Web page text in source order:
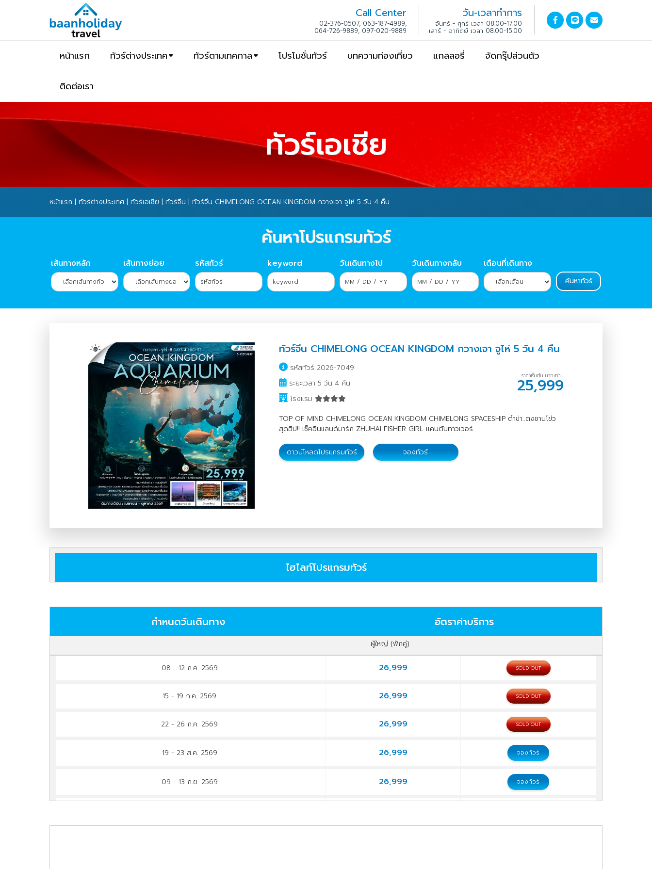
Call Center
02-376-0507, 063-187-4989,
064-726-9889, 097-020-9889
วัน-เวลาทำการ
จันทร์ - ศุกร์ เวลา 08.00-17.00
เสาร์ - อาทิตย์ เวลา 08.00-15.00
หน้าแรก ทัวร์ต่างประเทศ ทัวร์ตามเทศกาล โปรโมชั่นทัวร์ บทความท่องเที่ยว แกลลอรี่ จัดกรุ๊ปส่วนตัว
ติดต่อเรา
ทัวร์เอเชีย
หน้าแรก | ทัวร์ต่างประเทศ | ทัวร์เอเชีย | ทัวร์จีน | ทัวร์จีน CHIMELONG OCEAN KINGDOM กวางเจา จูไห่ 5 วัน 4 คืน
ค้นหาโปรแกรมทัวร์
เส้นทางหลัก เส้นทางย่อย รหัสทัวร์ keyword วันเดินทางไป วันเดินทางกลับ เดือนที่เดินทาง
ทัวร์จีน CHIMELONG OCEAN KINGDOM กวางเจา จูไห่ 5 วัน 4 คืน
รหัสทัวร์ 2026-7049
ระยะเวลา 5 วัน 4 คืน
โรงแรม
ราคาเริ่มต้น บาท/ท่าน
25,999
TOP OF MIND CHIMELONG OCEAN KINGDOM CHIMELONG SPACESHIP ต๋าข่า..ตงซานโข่ว
สุดฮิป!! เช็คอินแลนด์มาร์ก ZHUHAI FISHER GIRL เเคนตันทาวเวอร์
ดาวน์โหลดโปรแกรมทัวร์ จองทัวร์
ไฮไลท์โปรแกรมทัวร์
กำหนดวันเดินทาง อัตราค่าบริการ
ผู้ใหญ่ (พักคู่)
08 - 12 ก.ค. 2569 26,999 SOLD OUT
15 - 19 ก.ค. 2569 26,999 SOLD OUT
22 - 26 ก.ค. 2569 26,999 SOLD OUT
19 - 23 ส.ค. 2569 26,999 จองทัวร์
09 - 13 ก.ย. 2569 26,999 จองทัวร์